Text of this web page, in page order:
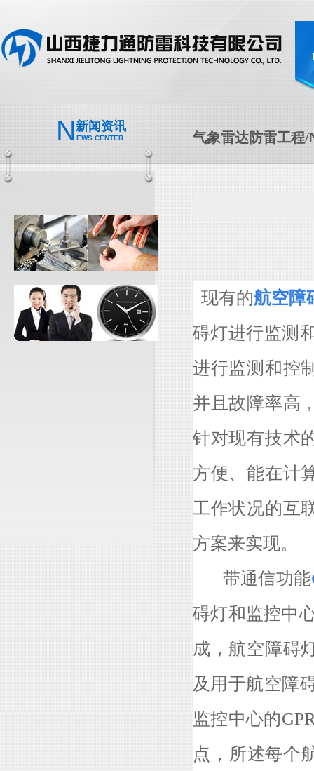
NEWS CENTER
新闻资讯
气象雷达防雷工程/
现有的航空障
碍灯进行监测
进行监测和控
并且故障率高
针对现有技术
方便、能在计
工作状况的互
方案来实现。
带通信功能
碍灯和监控中
成，航空障碍
及用于航空障
监控中心的
点，所述每个